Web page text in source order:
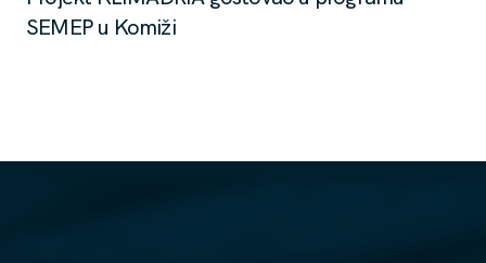
SEMEP u Komiži